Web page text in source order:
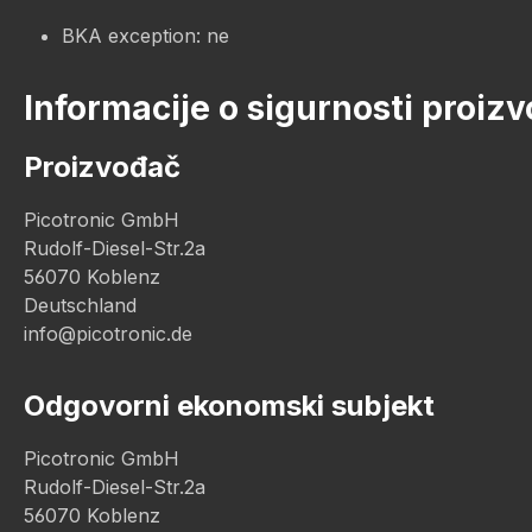
BKA exception: ne
Informacije o sigurnosti
Proizvođač
Picotronic GmbH
Rudolf-Diesel-Str.2a
56070 Koblenz
Deutschland
info@picotronic.de
Odgovorni ekonomski subjekt
Picotronic GmbH
Rudolf-Diesel-Str.2a
56070 Koblenz